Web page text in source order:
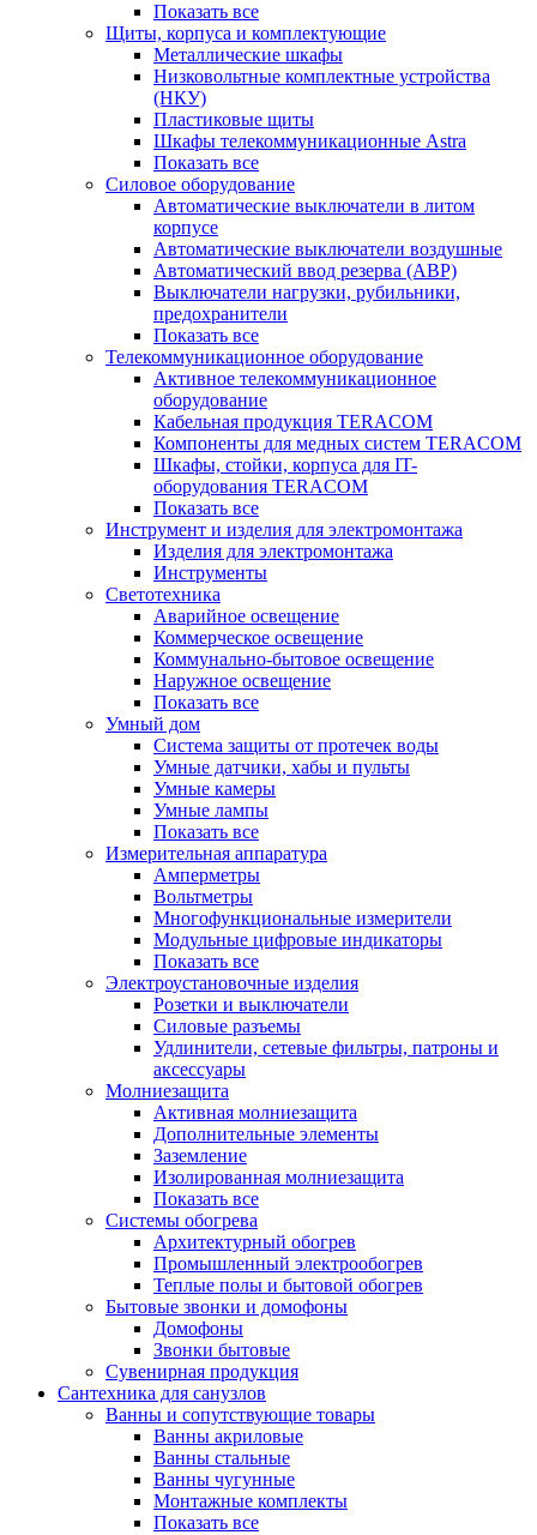
Показать все
Щиты, корпуса и комплектующие
Металлические шкафы
Низковольтные комплектные устройства
(НКУ)
Пластиковые щиты
Шкафы телекоммуникационные Astra
Показать все
Силовое оборудование
Автоматические выключатели в литом
корпусе
Автоматические выключатели воздушные
Автоматический ввод резерва (АВР)
Выключатели нагрузки, рубильники,
предохранители
Показать все
Телекоммуникационное оборудование
Активное телекоммуникационное
оборудование
Кабельная продукция TERACOM
Компоненты для медных систем TERACOM
Шкафы, стойки, корпуса для IT-
оборудования TERACOM
Показать все
Инструмент и изделия для электромонтажа
Изделия для электромонтажа
Инструменты
Светотехника
Аварийное освещение
Коммерческое освещение
Коммунально-бытовое освещение
Наружное освещение
Показать все
Умный дом
Система защиты от протечек воды
Умные датчики, хабы и пульты
Умные камеры
Умные лампы
Показать все
Измерительная аппаратура
Амперметры
Вольтметры
Многофункциональные измерители
Модульные цифровые индикаторы
Показать все
Электроустановочные изделия
Розетки и выключатели
Силовые разъемы
Удлинители, сетевые фильтры, патроны и
аксессуары
Молниезащита
Активная молниезащита
Дополнительные элементы
Заземление
Изолированная молниезащита
Показать все
Системы обогрева
Архитектурный обогрев
Промышленный электрообогрев
Теплые полы и бытовой обогрев
Бытовые звонки и домофоны
Домофоны
Звонки бытовые
Сувенирная продукция
Сантехника для санузлов
Ванны и сопутствующие товары
Ванны акриловые
Ванны стальные
Ванны чугунные
Монтажные комплекты
Показать все